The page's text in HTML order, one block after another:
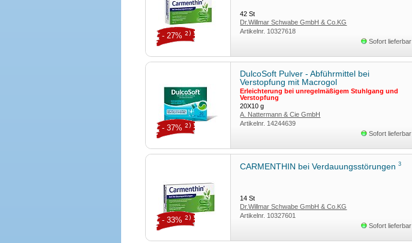
42St
Dr.Willmar Schwabe GmbH & Co.KG
Artikelnr. 10327618
Sofort lieferbar
- 27% 2)
DulcoSoft Pulver - Abführmittel bei
Verstopfung mit Macrogol
Erleichterung bei unregelmäßigem Stuhlgang und
Verstopfung
20X10g
A. Nattermann & Cie GmbH
Artikelnr. 14244639
Sofort lieferbar
- 37% 2)
CARMENTHIN bei Verdauungsstörungen3
14St
Dr.Willmar Schwabe GmbH & Co.KG
Artikelnr. 10327601
Sofort lieferbar
- 33% 2)